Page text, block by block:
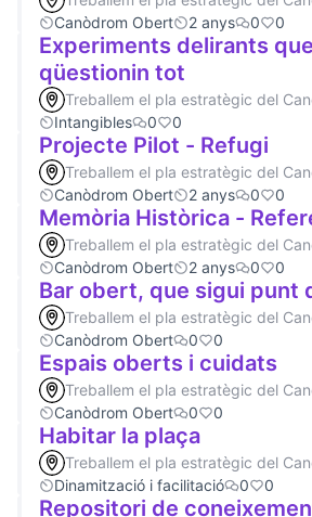
Canòdrom Obert
2 anys 0 0
Experiments delirants
qüestionin tot
Treballem el pla estratègic del
Intangibles
0 0
Projecte Pilot - Refugi
Treballem el pla estratègic del
Canòdrom Obert
2 anys 0 0
Memòria Històrica -
Treballem el pla estratègic del
Canòdrom Obert
2 anys 0 0
Bar obert, que sigui punt
Treballem el pla estratègic del
Canòdrom Obert
0 0
Espais oberts i cuidats
Treballem el pla estratègic del
Canòdrom Obert
0 0
Habitar la plaça
Treballem el pla estratègic del
Dinamització i facilitació
0 0
Repositori de